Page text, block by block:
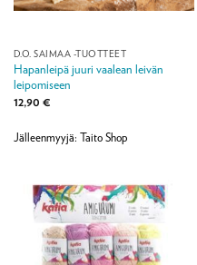
D.O. SAIMAA -TUOTTEET
Hapanleipä juuri vaalean leivän
leipomiseen
12,90 €
Jälleenmyyjä: Taito Shop